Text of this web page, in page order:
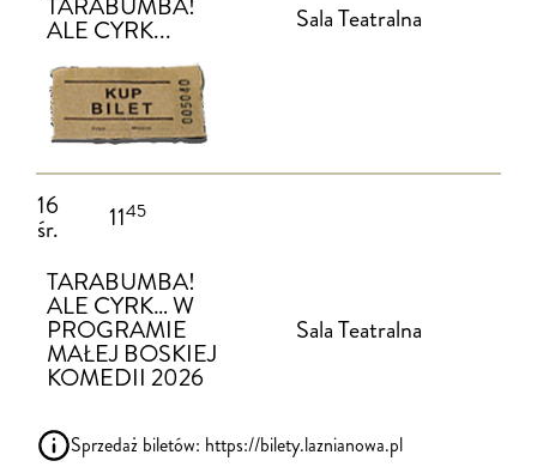
ALE CYRK... Sala Teatralna
16
śr. 1145
TARABUMBA!
ALE CYRK… W
PROGRAMIE
MAŁEJ BOSKIEJ
KOMEDII 2026
Sala Teatralna
Sprzedaż biletów: https://bilety.laznianowa.pl